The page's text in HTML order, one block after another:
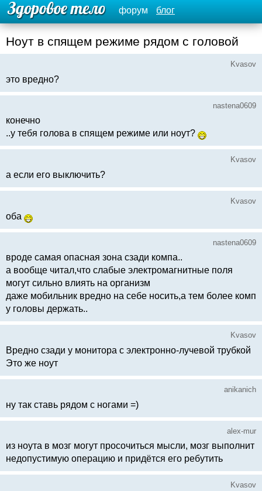
форум блог
Ноут в спящем режиме рядом с головой
Kvasov
это вредно?
nastena0609
конечно
..у тебя голова в спящем режиме или ноут?
Kvasov
а если его выключить?
Kvasov
оба
nastena0609
вроде самая опасная зона сзади компа..
а вообще читал,что слабые электромагнитные поля
могут сильно влиять на организм
даже мобильник вредно на себе носить,а тем более комп
у головы держать..
Kvasov
Вредно сзади у монитора с электронно-лучевой трубкой
Это же ноут
anikanich
ну так ставь рядом с ногами =)
alex-mur
из ноута в мозг могут просочиться мысли, мозг выполнит
недопустимую операцию и придётся его ребутить
Kvasov